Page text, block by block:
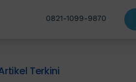
0821-1099-9870
Terkini